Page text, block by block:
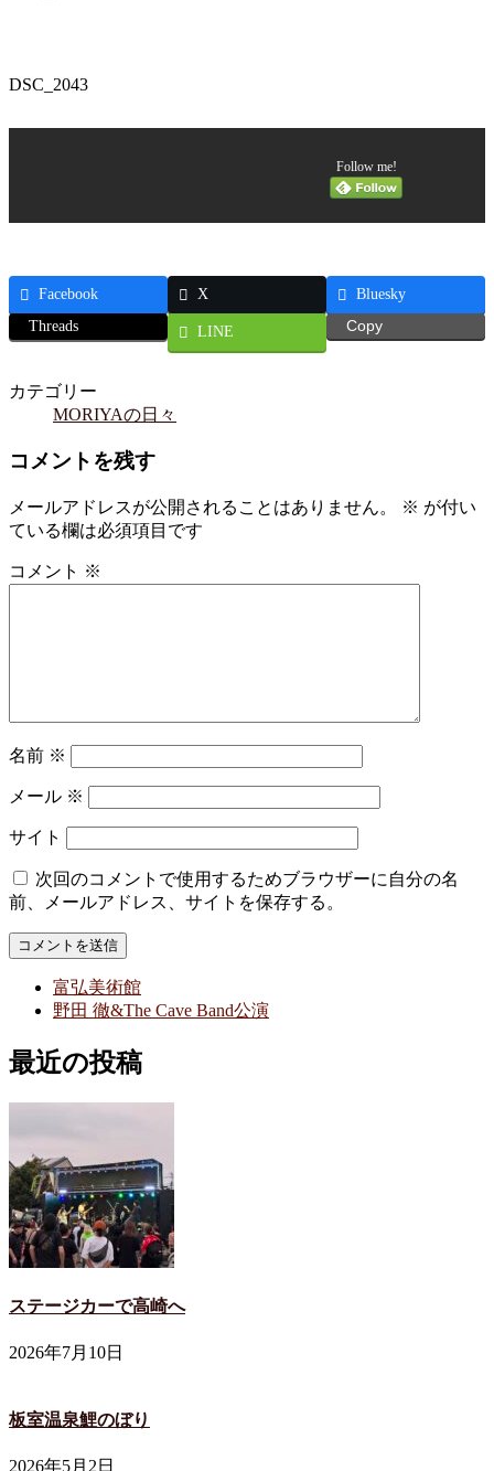
DSC_2043
Follow me!
Facebook X
Bluesky
Threads
LINE Copy
カテゴリー
MORIYAの日々
コメントを残す
メールアドレスが公開されることはありません。 ※ が付い
ている欄は必須項目です
コメント ※
名前 ※
メール ※
サイト
次回のコメントで使用するためブラウザーに自分の名
前、メールアドレス、サイトを保存する。
富弘美術館
野田 徹&The Cave Band公演
最近の投稿
ステージカーで高崎へ
2026年7月10日
板室温泉鯉のぼり
2026年5月2日